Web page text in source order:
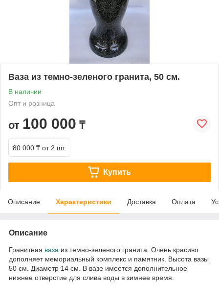
Ваза из темно-зеленого гранита, 50 см.
В наличии
Опт и розница
от 100 000 ₸
80 000 ₸ от 2 шт.
Купить
Описание Характеристики Доставка Оплата
Описание
Гранитная ваза из темно-зеленого гранита. Очень красиво
дополняет мемориальный комплекс и памятник. Высота вазы
50 см. Диаметр 14 см. В вазе имеется дополнительное
нижнее отверстие для слива воды в зимнее время.